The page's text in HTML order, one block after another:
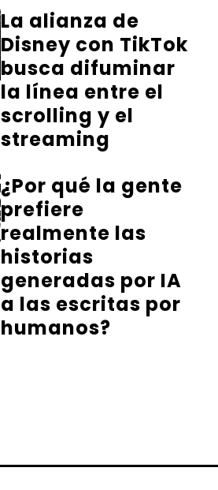
La alianza de
Disney con TikTok
busca difuminar
la línea entre el
scrolling y el
streaming
¿Por qué la gente
prefiere
realmente las
historias
generadas por IA
a las escritas por
humanos?